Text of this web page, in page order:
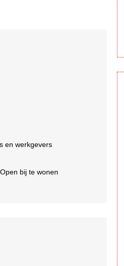
en werkgevers
bij te wonen